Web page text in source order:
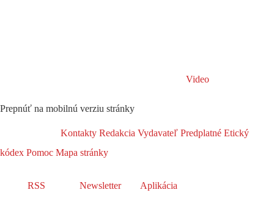
Video
Prepnúť na mobilnú verziu stránky
Kontakty Redakcia Vydavateľ Predplatné Etický
kódex Pomoc Mapa stránky
RSS Newsletter Aplikácia